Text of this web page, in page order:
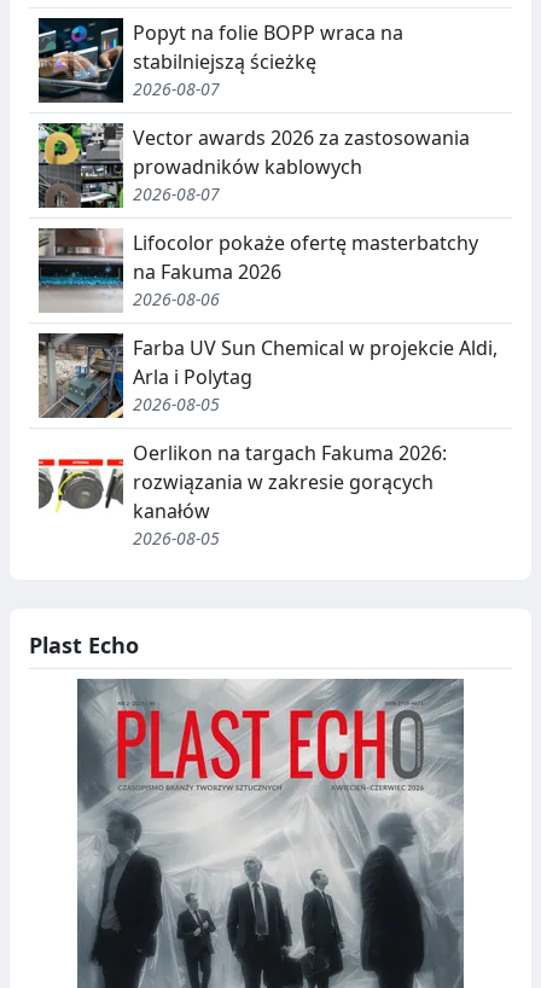
Popyt na folie BOPP wraca na
stabilniejszą ścieżkę
2026-08-07
Vector awards 2026 za zastosowania
prowadników kablowych
2026-08-07
Lifocolor pokaże ofertę masterbatchy
na Fakuma 2026
2026-08-06
Farba UV Sun Chemical w projekcie Aldi,
Arla i Polytag
2026-08-05
Oerlikon na targach Fakuma 2026:
rozwiązania w zakresie gorących
kanałów
2026-08-05
Plast Echo